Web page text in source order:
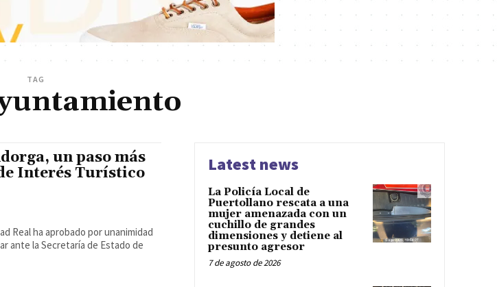
TAG
un paso más
Interés Turístico
Real ha aprobado por unanimidad
ante la Secretaría de Estado de
Latest news
La Policía Local de
Puertollano rescata a una
mujer amenazada con un
cuchillo de grandes
dimensiones y detiene al
presunto agresor
7 de agosto de 2026